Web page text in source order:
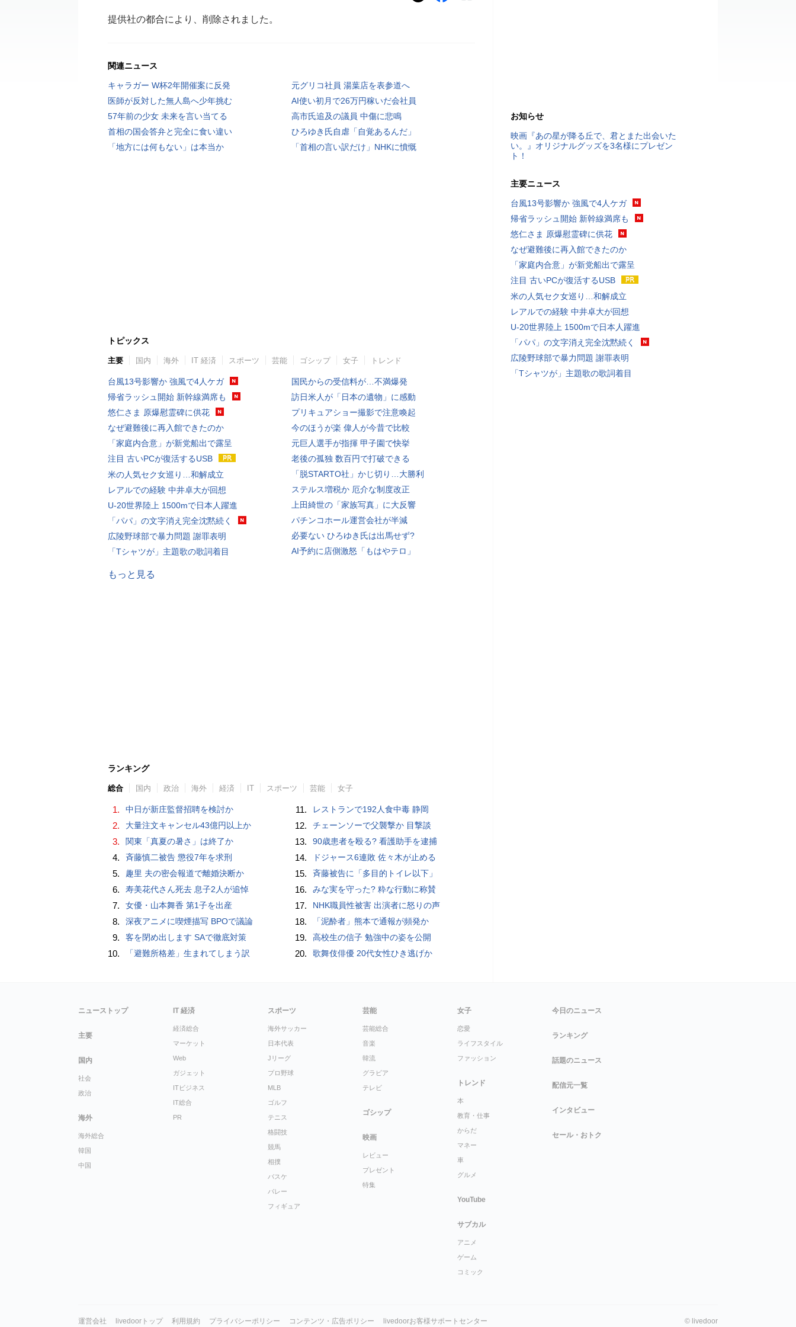
提供社の都合により、削除されました。
関連ニュース
キャラガー W杯2年開催案に反発
元グリコ社員 湯葉店を表参道へ
医師が反対した無人島へ少年挑む
AI使い初月で26万円稼いだ会社員
57年前の少女 未来を言い当てる
高市氏追及の議員 中傷に悲鳴
首相の国会答弁と完全に食い違い
ひろゆき氏自虐「自覚あるんだ」
「地方には何もない」は本当か
「首相の言い訳だけ」NHKに憤慨
トピックス
主要 国内 海外 IT 経済 スポーツ 芸能 ゴシップ 女子 トレンド
台風13号影響か 強風で4人ケガ
帰省ラッシュ開始 新幹線満席も
悠仁さま 原爆慰霊碑に供花
なぜ避難後に再入館できたのか
「家庭内合意」が新党船出で露呈
注目 古いPCが復活するUSB
米の人気セク女巡り…和解成立
レアルでの経験 中井卓大が回想
U-20世界陸上 1500mで日本人躍進
「パパ」の文字消え完全沈黙続く
広陵野球部で暴力問題 謝罪表明
「Tシャツが」主題歌の歌詞着目
国民からの受信料が…不満爆発
訪日米人が「日本の遺物」に感動
プリキュアショー撮影で注意喚起
今のほうが楽 偉人が今昔で比較
元巨人選手が指揮 甲子園で快挙
老後の孤独 数百円で打破できる
「脱STARTO社」かじ切り…大勝利
ステルス増税か 厄介な制度改正
上田綺世の「家族写真」に大反響
パチンコホール運営会社が半減
必要ない ひろゆき氏は出馬せず?
AI予約に店側激怒「もはやテロ」
もっと見る
ランキング
総合 国内 政治 海外 経済 IT スポーツ 芸能 女子
1. 中日が新庄監督招聘を検討か
2. 大量注文キャンセル43億円以上か
3. 関東「真夏の暑さ」は終了か
4. 斉藤慎二被告 懲役7年を求刑
5. 趣里 夫の密会報道で離婚決断か
6. 寿美花代さん死去 息子2人が追悼
7. 女優・山本舞香 第1子を出産
8. 深夜アニメに喫煙描写 BPOで議論
9. 客を閉め出します SAで徹底対策
10. 「避難所格差」生まれてしまう訳
11. レストランで192人食中毒 静岡
12. チェーンソーで父襲撃か 目撃談
13. 90歳患者を殴る? 看護助手を逮捕
14. ドジャース6連敗 佐々木が止める
15. 斉藤被告に「多目的トイレ以下」
16. みな実を守った? 粋な行動に称賛
17. NHK職員性被害 出演者に怒りの声
18. 「泥酔者」熊本で通報が頻発か
19. 高校生の信子 勉強中の姿を公開
20. 歌舞伎俳優 20代女性ひき逃げか
お知らせ
映画『あの星が降る丘で、君とまた出会いた
い。』オリジナルグッズを3名様にプレゼン
ト！
主要ニュース
台風13号影響か 強風で4人ケガ
帰省ラッシュ開始 新幹線満席も
悠仁さま 原爆慰霊碑に供花
なぜ避難後に再入館できたのか
「家庭内合意」が新党船出で露呈
注目 古いPCが復活するUSB
米の人気セク女巡り…和解成立
レアルでの経験 中井卓大が回想
U-20世界陸上 1500mで日本人躍進
「パパ」の文字消え完全沈黙続く
広陵野球部で暴力問題 謝罪表明
「Tシャツが」主題歌の歌詞着目
ニューストップ
主要
国内
社会
政治
海外
海外総合
韓国
中国
IT 経済
経済総合
マーケット
Web
ガジェット
ITビジネス
IT総合
PR
スポーツ
海外サッカー
日本代表
Jリーグ
プロ野球
MLB
ゴルフ
テニス
格闘技
競馬
相撲
バスケ
バレー
フィギュア
芸能
芸能総合
音楽
韓流
グラビア
テレビ
ゴシップ
映画
レビュー
プレゼント
特集
女子
恋愛
ライフスタイル
ファッション
トレンド
本
教育・仕事
からだ
マネー
車
グルメ
YouTube
サブカル
アニメ
ゲーム
コミック
今日のニュース
ランキング
話題のニュース
配信元一覧
インタビュー
セール・おトク
運営会社 livedoorトップ 利用規約 プライバシーポリシー コンテンツ・広告ポリシー livedoorお客様サポートセンター © livedoor